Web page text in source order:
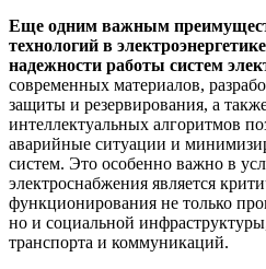
Еще одним важным
технологий в
надежности работы систем
современных материалов,
защиты и резервирования, а
интеллектуальных алгоритмов
аварийные ситуации и
систем. Это особенно важно в
электроснабжения является
функционирования не только
но и социальной
транспорта и коммуникаций.